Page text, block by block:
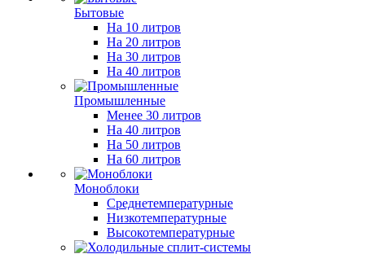
Бытовые
На 10 литров
На 20 литров
На 30 литров
На 40 литров
Промышленные
Менее 30 литров
На 40 литров
На 50 литров
На 60 литров
Моноблоки
Среднетемпературные
Низкотемпературные
Высокотемпературные